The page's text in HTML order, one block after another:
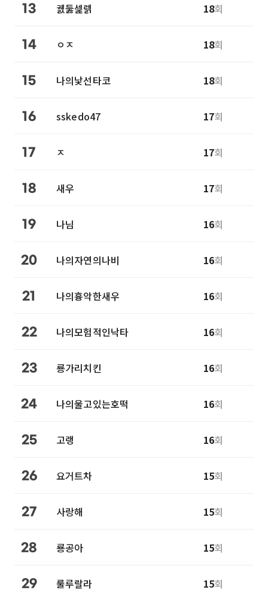
13 궰둟셅렑 18회
14 ㅇㅈ 18회
15 나의낯선타코 18회
16 sskedo47 17회
17 ㅈ 17회
18 새우 17회
19 나님 16회
20 나의자연의나비 16회
21 나의흉악한새우 16회
22 나의모험적인낙타 16회
23 룡가리치킨 16회
24 나의울고있는호떡 16회
25 고랭 16회
26 요거트차 15회
27 사랑해 15회
28 룡공아 15회
29 룰루랄라 15회